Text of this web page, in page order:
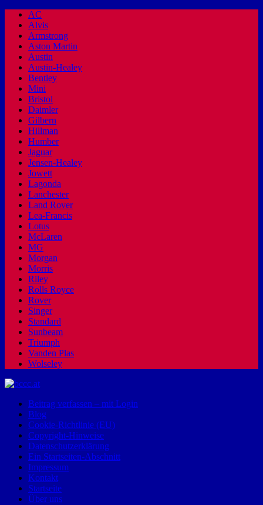
AC
Alvis
Armstrong
Aston Martin
Austin
Austin-Healey
Bentley
Mini
Bristol
Daimler
Gilbern
Hillman
Humber
Jaguar
Jensen-Healey
Jowett
Lagonda
Lanchester
Land Rover
Lea-Francis
Lotus
McLaren
MG
Morgan
Morris
Riley
Rolls Royce
Rover
Singer
Standard
Sunbeam
Triumph
Vanden Plas
Wolseley
Beitrag verfassen – mit Login
Blog
Cookie-Richtlinie (EU)
Copyright-Hinweise
Datenschutzerklärung
Ein Startseiten-Abschnitt
Impressum
Kontakt
Startseite
Über uns